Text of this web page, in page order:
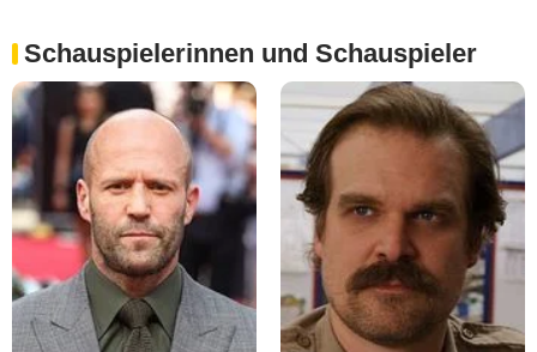
Schauspielerinnen und Schauspieler